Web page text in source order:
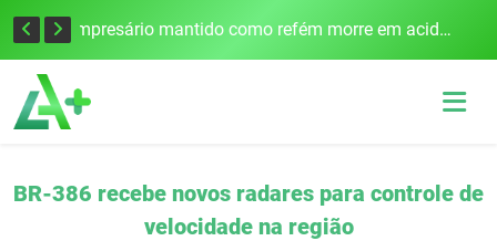
Edital para construção de ponte entre Itapiranga e Barra do Guarita deve ser lançado no segundo semestre Empresário mantido como refém morre em acidente após assalto em Cerro Largo
BR-386 recebe novos radares para controle de
velocidade na região